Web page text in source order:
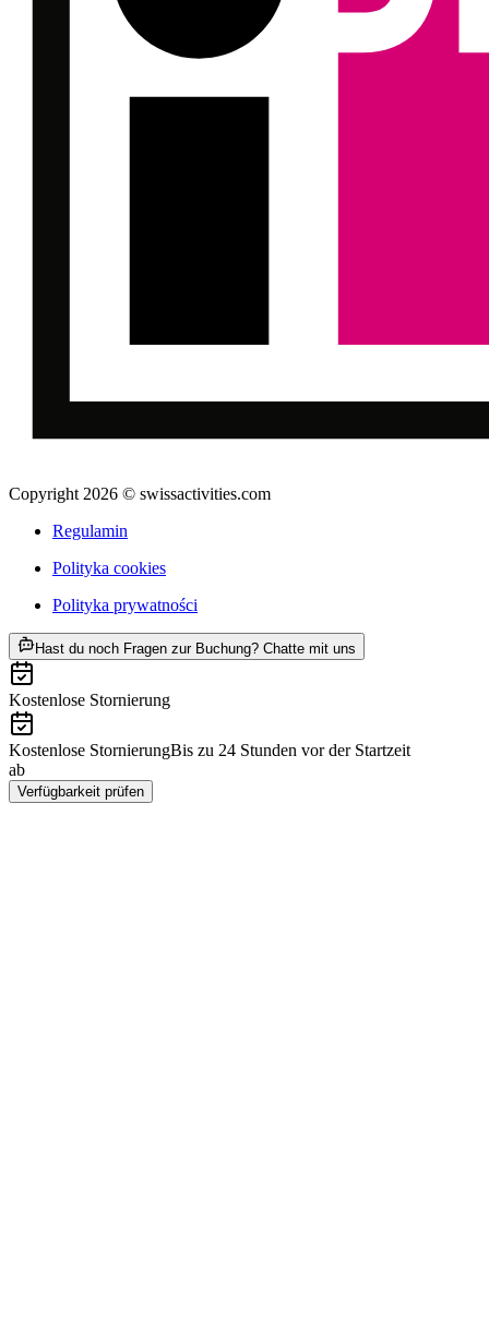
Copyright 2026 © swissactivities.com
Regulamin
Polityka cookies
Polityka prywatności
Hast du noch Fragen zur Buchung? Chatte mit uns
Kostenlose Stornierung
Kostenlose StornierungBis zu 24 Stunden vor der Startzeit
ab
Verfügbarkeit prüfen